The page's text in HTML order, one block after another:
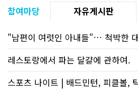
참여마당 자유게시판
"남편이 여럿인 아내들"… 척박한
레스토랑에서 파는 달걀에 관하여.
스포츠 나이트 | 배드민턴, 피클볼,